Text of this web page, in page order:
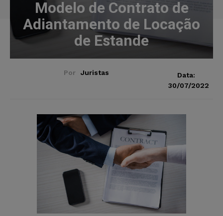
Modelo de Contrato de
Adiantamento de Locação
de Estande
Por Juristas
Data:
30/07/2022